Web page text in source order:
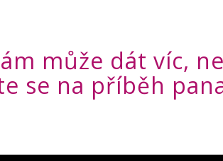
může dát víc,
se na příběh